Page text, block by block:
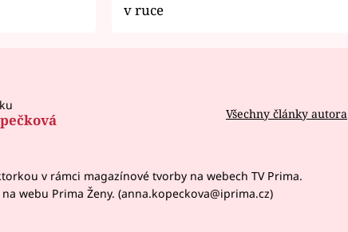
v ruce
Všechny články autora
v rámci magazínové tvorby na webech TV Prima.
webu Prima Ženy. (anna.kopeckova@iprima.cz)